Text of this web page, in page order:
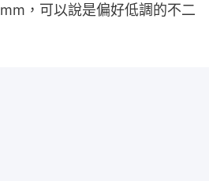
，可以說是偏好低調的不二